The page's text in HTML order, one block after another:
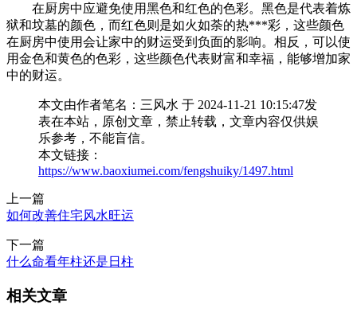
在厨房中应避免使用黑色和红色的色彩。黑色是代表着炼
狱和坟墓的颜色，而红色则是如火如荼的热***彩，这些颜色
在厨房中使用会让家中的财运受到负面的影响。相反，可以使
用金色和黄色的色彩，这些颜色代表财富和幸福，能够增加家
中的财运。
本文由作者笔名：三风水 于 2024-11-21 10:15:47发
表在本站，原创文章，禁止转载，文章内容仅供娱
乐参考，不能盲信。
本文链接：
https://www.baoxiumei.com/fengshuiky/1497.html
上一篇
如何改善住宅风水旺运
下一篇
什么命看年柱还是日柱
相关文章